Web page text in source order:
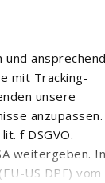
mit Tracking-
unsere
anzupassen.
f DSGVO.
weitergeben.
US DPF) vom